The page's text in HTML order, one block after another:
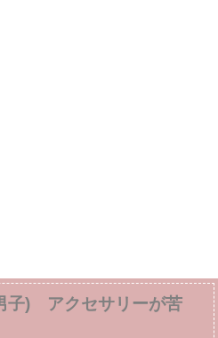
子) アクセサリーが苦